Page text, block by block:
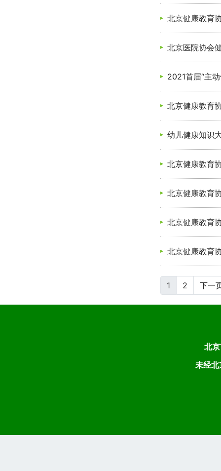
北京健康教育
北京医院协会
2021首届“主
北京健康教育
幼儿健康知识
北京健康教育
北京健康教育
北京健康教育
北京健康教育
1
(current)
2 下一
北
未经